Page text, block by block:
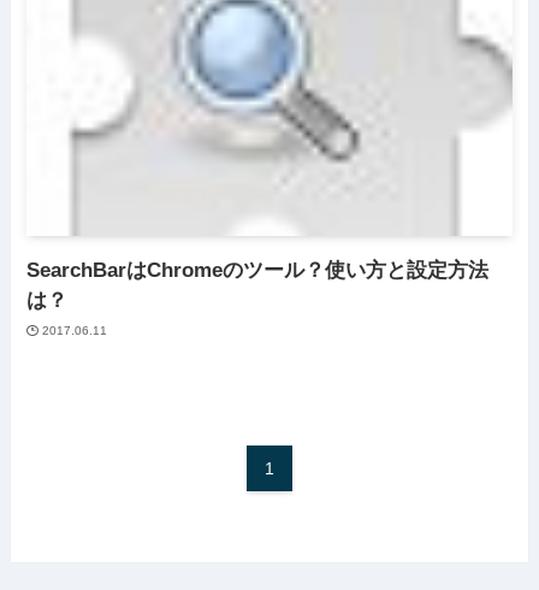
SearchBarはChromeのツール？使い方と設定方法
は？
2017.06.11
1